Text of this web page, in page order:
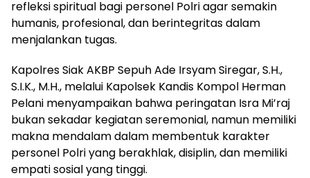
refleksi spiritual bagi personel Polri agar semakin
humanis, profesional, dan berintegritas dalam
menjalankan tugas.
Kapolres Siak AKBP Sepuh Ade Irsyam Siregar, S.H.,
S.I.K., M.H., melalui Kapolsek Kandis Kompol Herman
Pelani menyampaikan bahwa peringatan Isra Mi’raj
bukan sekadar kegiatan seremonial, namun memiliki
makna mendalam dalam membentuk karakter
personel Polri yang berakhlak, disiplin, dan memiliki
empati sosial yang tinggi.